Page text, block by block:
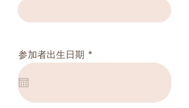
参加者出生日期 *
e
r